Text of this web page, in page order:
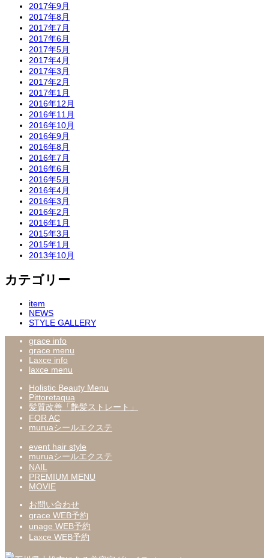
2017年9月
2017年8月
2017年7月
2017年6月
2017年5月
2017年4月
2017年3月
2017年2月
2017年1月
2016年12月
2016年11月
2016年10月
2016年9月
2016年8月
2016年7月
2016年6月
2016年5月
2016年4月
2016年3月
2016年2月
2016年1月
2015年3月
2015年1月
2013年10月
カテゴリー
item
NEWS
STYLE GALLERY
grace info
grace menu
Laxce info
laxce menu
Holistic Beauty Menu
Pittoretaqua
髪質改善「艶髪ストレート」
FOR AC
muruaシールエクステ
event hair style
muruaシールエクステ
NAIL
PREMIUM MENU
MOVIE
お問い合わせ
grace WEB予約
unage WEB予約
Laxce WEB予約